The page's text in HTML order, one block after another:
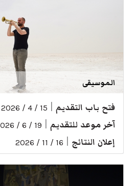
الموسيقى
فتح باب التقديم 15 / 4 / 2026
آخر موعد للتقديم 19 / 6 / 2026
إعلان النتائج 16 / 11 / 2026